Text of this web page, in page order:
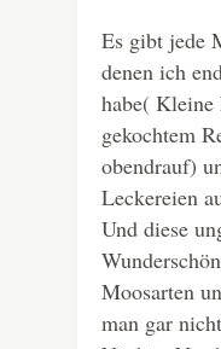
Es gibt jede
denen ich
habe( Kleine
gekochtem
obendrauf)
Leckereien
Und diese
Moosarten
man gar